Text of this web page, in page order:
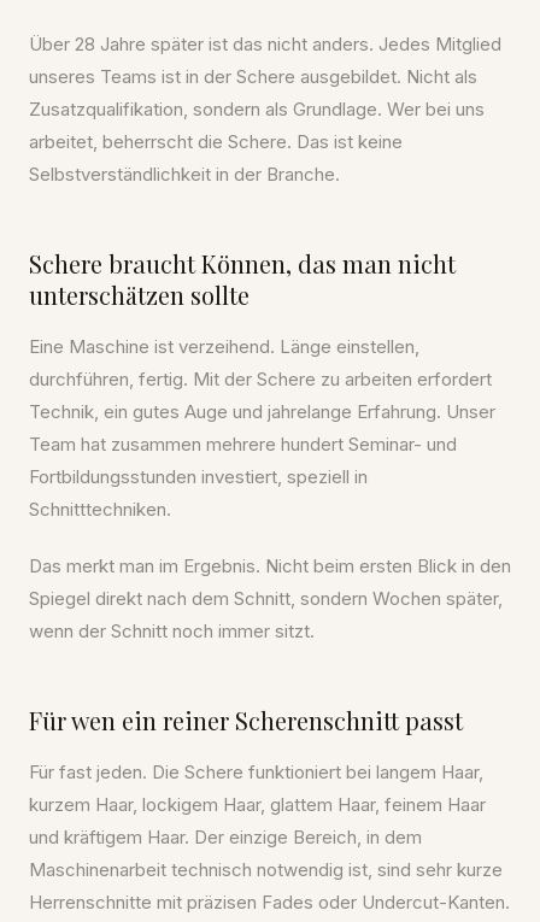
Über 28 Jahre später ist das nicht anders. Jedes Mitglied
unseres Teams ist in der Schere ausgebildet. Nicht als
Zusatzqualifikation, sondern als Grundlage. Wer bei uns
arbeitet, beherrscht die Schere. Das ist keine
Selbstverständlichkeit in der Branche.
Schere braucht Können, das man nicht
unterschätzen sollte
Eine Maschine ist verzeihend. Länge einstellen,
durchführen, fertig. Mit der Schere zu arbeiten erfordert
Technik, ein gutes Auge und jahrelange Erfahrung. Unser
Team hat zusammen mehrere hundert Seminar- und
Fortbildungsstunden investiert, speziell in
Schnitttechniken.
Das merkt man im Ergebnis. Nicht beim ersten Blick in den
Spiegel direkt nach dem Schnitt, sondern Wochen später,
wenn der Schnitt noch immer sitzt.
Für wen ein reiner Scherenschnitt passt
Für fast jeden. Die Schere funktioniert bei langem Haar,
kurzem Haar, lockigem Haar, glattem Haar, feinem Haar
und kräftigem Haar. Der einzige Bereich, in dem
Maschinenarbeit technisch notwendig ist, sind sehr kurze
Herrenschnitte mit präzisen Fades oder Undercut-Kanten.